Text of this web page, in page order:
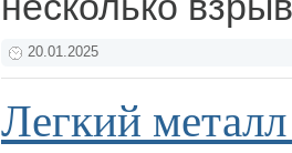
20.01.2025
Легкий